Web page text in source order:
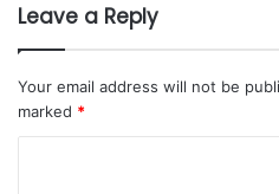
Leave a Reply
Your email address will not be
marked *